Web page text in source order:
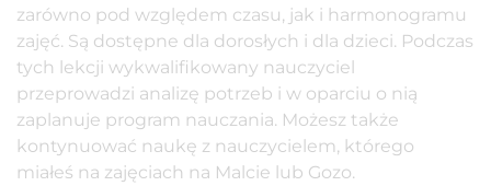
zarówno pod względem czasu, jak i harmonogramu
zajęć. Są dostępne dla dorosłych i dla dzieci. Podczas
tych lekcji wykwalifikowany nauczyciel
przeprowadzi analizę potrzeb i w oparciu o nią
zaplanuje program nauczania. Możesz także
kontynuować naukę z nauczycielem, którego
miałeś na zajęciach na Malcie lub Gozo.